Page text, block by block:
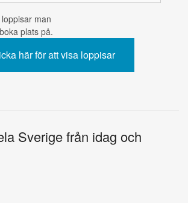
man
plats på.
Sverige från idag och